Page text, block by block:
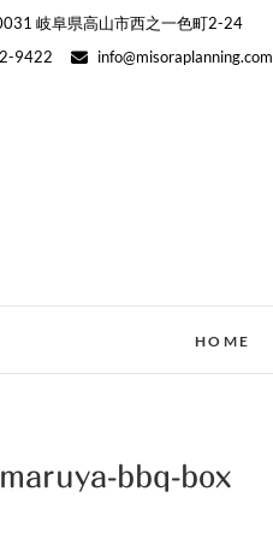
岐阜県高山市西之一色町2-24
9422
info@misoraplanning.com
HOME
bbq-box